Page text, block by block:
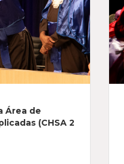
Área de
(CHSA 2